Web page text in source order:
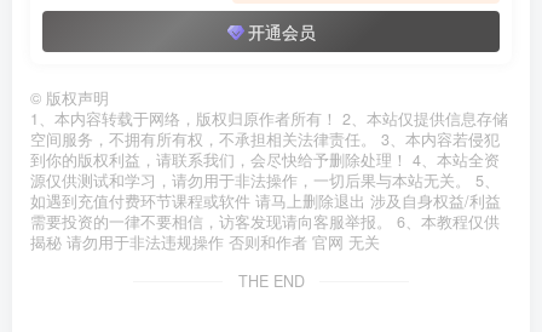
开通会员
© 版权声明
1、本内容转载于网络，版权归原作者所有！ 2、本站仅提供信息存储
空间服务，不拥有所有权，不承担相关法律责任。 3、本内容若侵犯
到你的版权利益，请联系我们，会尽快给予删除处理！ 4、本站全资
源仅供测试和学习，请勿用于非法操作，一切后果与本站无关。 5、
如遇到充值付费环节课程或软件 请马上删除退出 涉及自身权益/利益
需要投资的一律不要相信，访客发现请向客服举报。 6、本教程仅供
揭秘 请勿用于非法违规操作 否则和作者 官网 无关
THE END